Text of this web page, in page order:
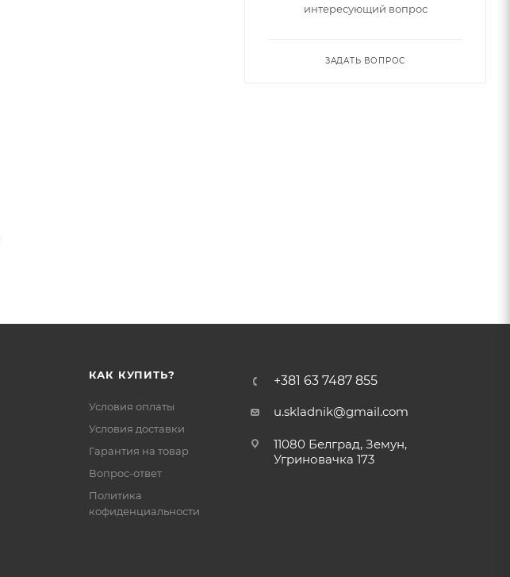
интересующий вопрос
ЗАДАТЬ ВОПРОС
КАК КУПИТЬ?
Условия оплаты
Условия доставки
Гарантия на товар
Вопрос-ответ
Политика
кофиденциальности
+381 63 7487 855
u.skladnik@gmail.com
11080 Белград, Земун,
Угриновачка 173